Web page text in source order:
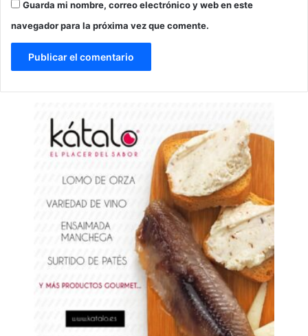
Guarda mi nombre, correo electrónico y web en este
navegador para la próxima vez que comente.